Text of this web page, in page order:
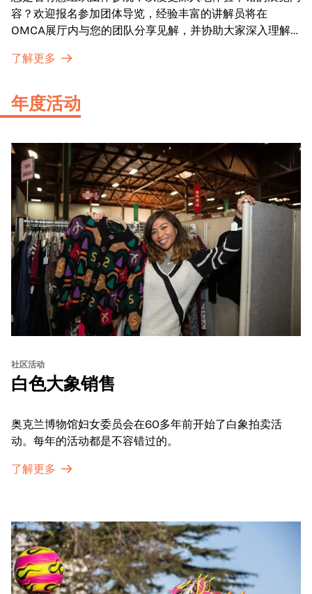
容？欢迎报名参加团体导览，经验丰富的讲解员将在
OMCA展厅内与您的团队分享见解，并协助大家深入理解
了解更多
年度活动
社区活动
白色大象销售
奥克兰博物馆妇女委员会在60多年前开始了白象拍卖活
动。每年的活动都是不容错过的。
了解更多